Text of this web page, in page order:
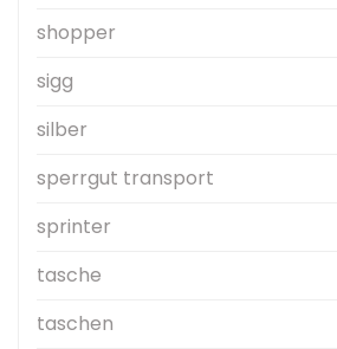
shopper
sigg
silber
sperrgut transport
sprinter
tasche
taschen